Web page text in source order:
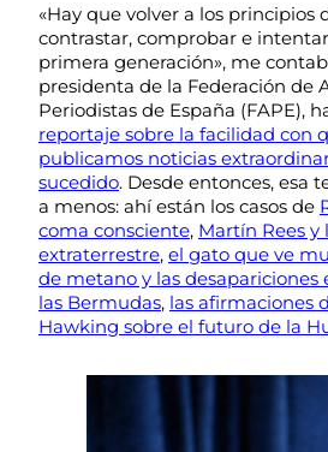
«Hay que volver a los principios
contrastar, comprobar e
primera generación», me
presidenta de la Federación de
Periodistas de España (FAPE),
reportaje sobre la facilidad con
publicamos noticias
sucedido. Desde entonces, esa
a menos: ahí están los casos de
coma consciente, Martín Rees y
extraterrestre, el gato que ve
de metano y las
las Bermudas, las afirmaciones
Hawking sobre el futuro de la